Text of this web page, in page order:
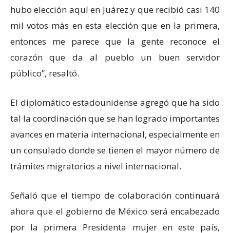
hubo elección aquí en Juárez y que recibió casi 140
mil votos más en esta elección que en la primera,
entonces me parece que la gente reconoce el
corazón que da al pueblo un buen servidor
público”, resaltó.
El diplomático estadounidense agregó que ha sido
tal la coordinación que se han logrado importantes
avances en materia internacional, especialmente en
un consulado donde se tienen el mayor número de
trámites migratorios a nivel internacional.
Señaló que el tiempo de colaboración continuará
ahora que el gobierno de México será encabezado
por la primera Presidenta mujer en este país,